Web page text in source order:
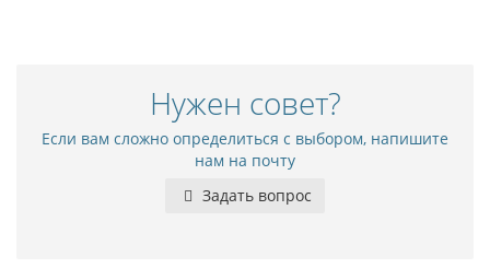
Нужен совет?
Если вам сложно определиться с выбором, напишите
нам на почту
Задать вопрос